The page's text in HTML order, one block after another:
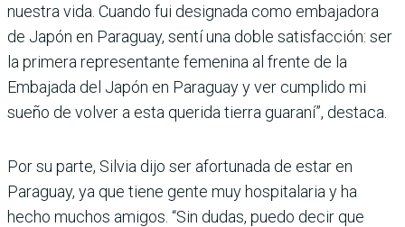
nuestra vida. Cuando fui designada como embajadora
de Japón en Paraguay, sentí una doble satisfacción: ser
la primera representante femenina al frente de la
Embajada del Japón en Paraguay y ver cumplido mi
sueño de volver a esta querida tierra guaraní”, destaca.
Por su parte, Silvia dijo ser afortunada de estar en
Paraguay, ya que tiene gente muy hospitalaria y ha
hecho muchos amigos. “Sin dudas, puedo decir que